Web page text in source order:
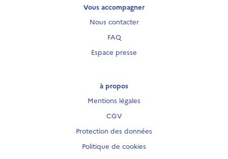
Vous accompagner
Nous contacter
FAQ
Espace presse
à propos
Mentions légales
CGV
Protection des données
Politique de cookies